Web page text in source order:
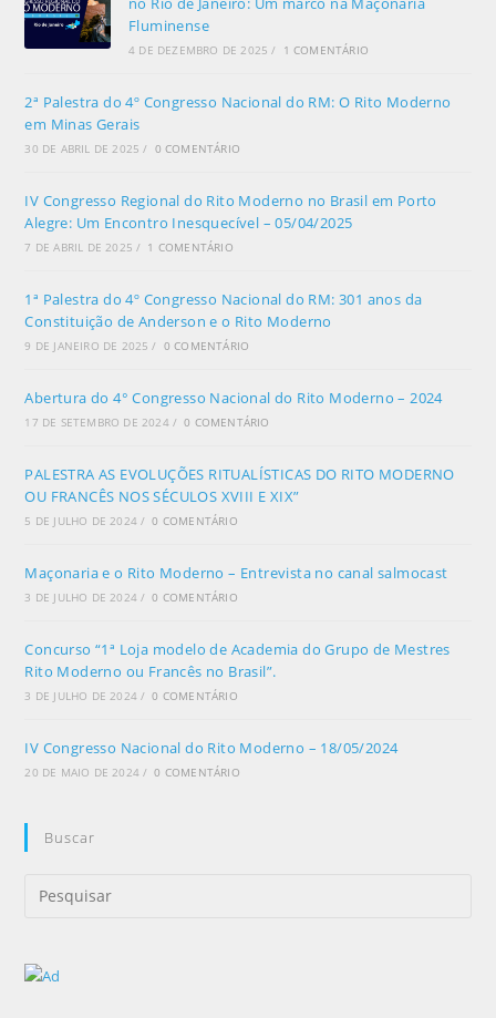
Fluminense
4 DE DEZEMBRO DE 2025 / 1 COMENTÁRIO
2ª Palestra do 4º Congresso Nacional do RM: O Rito Moderno
em Minas Gerais
30 DE ABRIL DE 2025 / 0 COMENTÁRIO
IV Congresso Regional do Rito Moderno no Brasil em Porto
Alegre: Um Encontro Inesquecível – 05/04/2025
7 DE ABRIL DE 2025 / 1 COMENTÁRIO
1ª Palestra do 4º Congresso Nacional do RM: 301 anos da
Constituição de Anderson e o Rito Moderno
9 DE JANEIRO DE 2025 / 0 COMENTÁRIO
Abertura do 4° Congresso Nacional do Rito Moderno – 2024
17 DE SETEMBRO DE 2024 / 0 COMENTÁRIO
PALESTRA AS EVOLUÇÕES RITUALÍSTICAS DO RITO MODERNO
OU FRANCÊS NOS SÉCULOS XVIII E XIX”
5 DE JULHO DE 2024 / 0 COMENTÁRIO
Maçonaria e o Rito Moderno – Entrevista no canal salmocast
3 DE JULHO DE 2024 / 0 COMENTÁRIO
Concurso “1ª Loja modelo de Academia do Grupo de Mestres
Rito Moderno ou Francês no Brasil”.
3 DE JULHO DE 2024 / 0 COMENTÁRIO
IV Congresso Nacional do Rito Moderno – 18/05/2024
20 DE MAIO DE 2024 / 0 COMENTÁRIO
Buscar